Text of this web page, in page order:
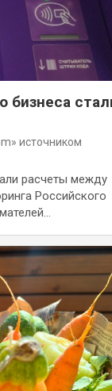
бизнеса
источником
расчеты между
Российского